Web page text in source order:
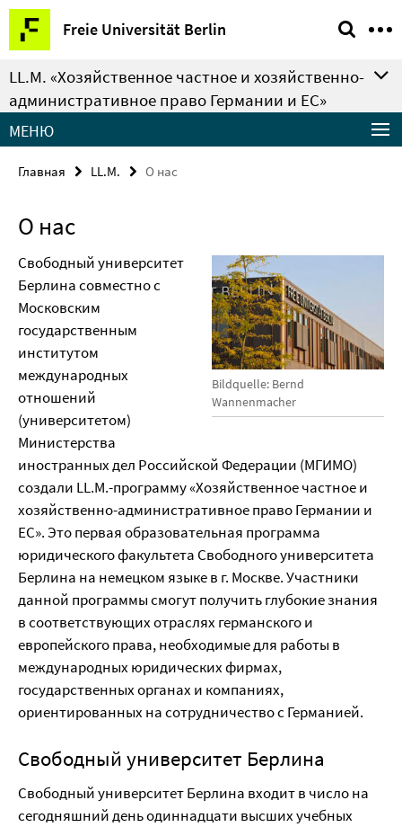
Springe
direkt
zu
Inhalt
Freie Universität Berlin
Сервисная
навигация
LL.M. «Хозяйственное частное и хозяйственно-
административное право Германии и ЕС»
MEНЮ
Главная LL.M. О нас
О нас
Bildquelle: Bernd
Wannenmacher
Свободный университет
Берлина совместно с
Московским
государственным
институтом
международных
отношений
(университетом)
Министерства
иностранных дел Российской Федерации (МГИМО)
создали LL.M.-программу «Хозяйственное частное и
хозяйственно-административное право Германии и
ЕС». Это первая образовательная программа
юридического факультета Свободного университета
Берлина на немецком языке в г. Москве. Участники
данной программы смогут получить глубокие знания
в соответствующих отраслях германского и
европейского права, необходимые для работы в
международных юридических фирмах,
государственных органах и компаниях,
ориентированных на сотрудничество с Германией.
Свободный университет Берлина
Свободный университет Берлина входит в число на
сегодняшний день одиннадцати высших учебных